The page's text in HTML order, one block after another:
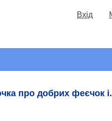
Вхід
про добрих феєчок